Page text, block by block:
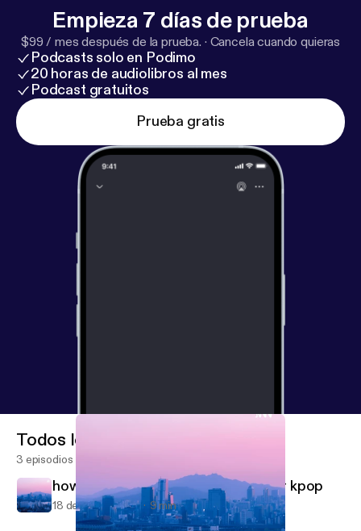
Empieza 7 días de prueba
$99 / mes después de la prueba. · Cancela cuando quieras
Podcasts solo en Podimo
20 horas de audiolibros al mes
Podcast gratuitos
Prueba gratis
Todos los episodios
3 episodios
how to become a backup dancer for kpop
18 de mar de 2021 9 min